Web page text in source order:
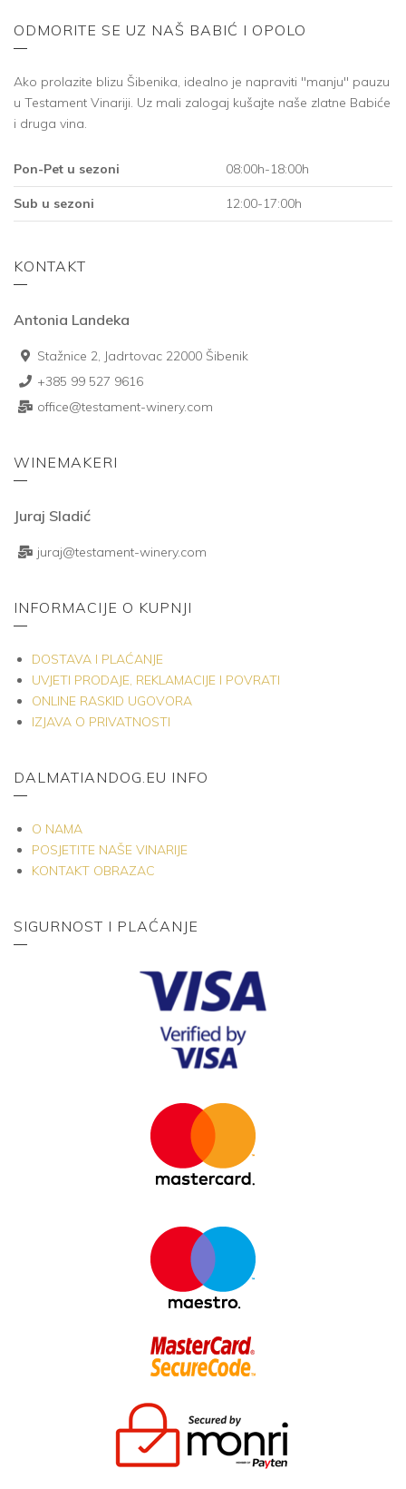
ODMORITE SE UZ NAŠ BABIĆ I OPOLO
Ako prolazite blizu Šibenika, idealno je napraviti "manju" pauzu
u Testament Vinariji. Uz mali zalogaj kušajte naše zlatne Babiće
i druga vina.
Pon-Pet u sezoni 08:00h-18:00h
Sub u sezoni 12:00-17:00h
KONTAKT
Antonia Landeka
Stažnice 2, Jadrtovac 22000 Šibenik
+385 99 527 9616
office@testament-winery.com
WINEMAKERI
Juraj Sladić
juraj@testament-winery.com
INFORMACIJE O KUPNJI
DOSTAVA I PLAĆANJE
UVJETI PRODAJE, REKLAMACIJE I POVRATI
ONLINE RASKID UGOVORA
IZJAVA O PRIVATNOSTI
DALMATIANDOG.EU INFO
O NAMA
POSJETITE NAŠE VINARIJE
KONTAKT OBRAZAC
SIGURNOST I PLAĆANJE